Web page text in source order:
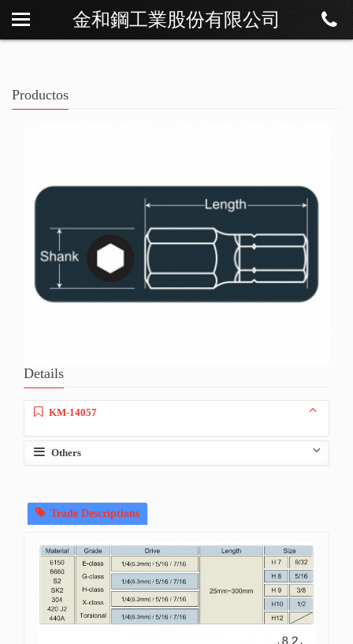
金和鋼工業股份有限公司
Sobre Os
Productos
Details
KM-14057
Others
Trade Descriptions